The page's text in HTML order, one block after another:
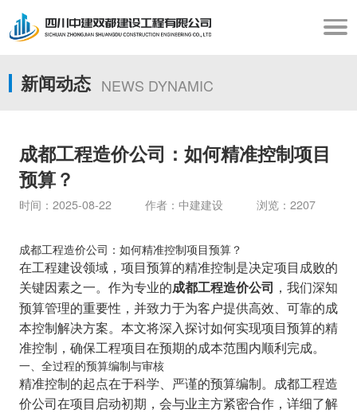
新闻动态 NEWS DYNAMIC
成都工程造价公司：如何精准控制项目
预算？
时间：2025-08-22 作者：中建建设 浏览：2207
成都工程造价公司：如何精准控制项目预算？
在工程建设领域，项目预算的精准控制是决定项目成败的
关键因素之一。作为专业的成都工程造价公司 ，我们深知
预算管理的重要性，并致力于为客户提供高效、可靠的成
本控制解决方案。本文将深入探讨如何实现项目预算的精
准控制，确保工程项目在预期的成本范围内顺利完成。
一、全过程的预算编制与审核
精准控制的起点在于科学、严谨的预算编制。成都工程造
价公司在项目启动初期，会与业主方紧密合作，详细了解